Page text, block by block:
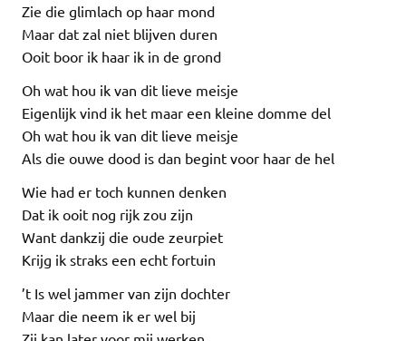
Zie die glimlach op haar mond
Maar dat zal niet blijven duren
Ooit boor ik haar ik in de grond
Oh wat hou ik van dit lieve meisje
Eigenlijk vind ik het maar een kleine domme del
Oh wat hou ik van dit lieve meisje
Als die ouwe dood is dan begint voor haar de hel
Wie had er toch kunnen denken
Dat ik ooit nog rijk zou zijn
Want dankzij die oude zeurpiet
Krijg ik straks een echt fortuin
’t Is wel jammer van zijn dochter
Maar die neem ik er wel bij